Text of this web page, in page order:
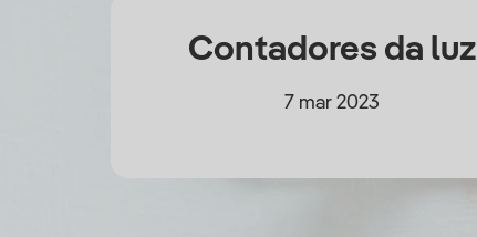
Contadores da luz
7 mar 2023